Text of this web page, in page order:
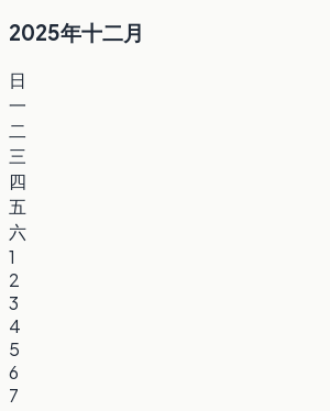
2025年十二月
日
一
二
三
四
五
六
1
2
3
4
5
6
7